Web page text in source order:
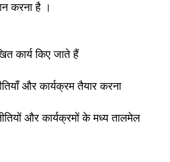
करना है ।
कार्य किए जाते हैं
और कार्यक्रम तैयार करना
और कार्यक्रमों के मध्य तालमेल